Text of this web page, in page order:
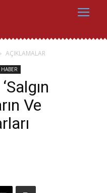
AÇIKLAMALAR
HABER
Ve